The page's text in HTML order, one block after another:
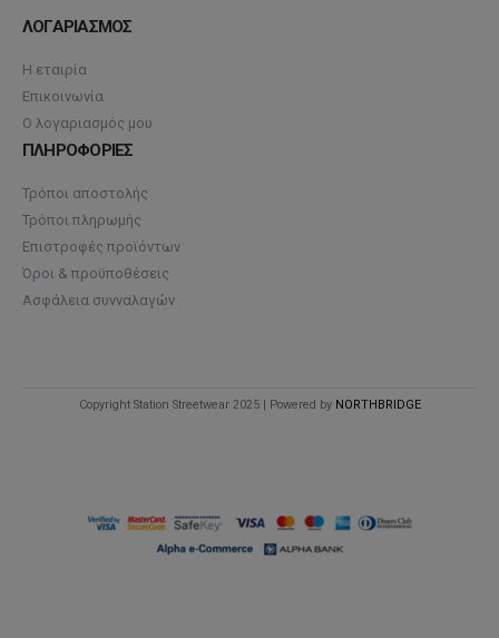
ΛΟΓΑΡΙΑΣΜΟΣ
Η εταιρία
Επικοινωνία
Ο λογαριασμός μου
ΠΛΗΡΟΦΟΡΙΕΣ
Τρόποι αποστολής
Τρόποι πληρωμής
Επιστροφές προϊόντων
Όροι & προϋποθέσεις
Ασφάλεια συνναλαγών
Copyright Station Streetwear 2025 | Powered by NORTHBRIDGE